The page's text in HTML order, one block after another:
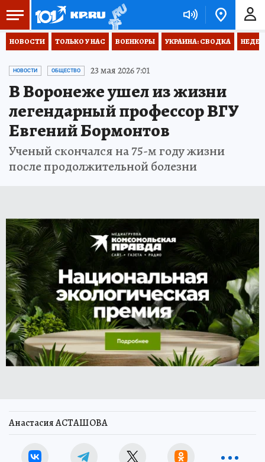
НОВОСТИ ТОЛЬКО У НАС ВОЕНКОРЫ УКРАИНА: СВОДКА
НОВОСТИ ОБЩЕСТВО 23 мая 2026 7:01
В Воронеже ушел из жизни
легендарный профессор ВГУ
Евгений Бормонтов
Ученый скончался на 75-м году жизни
после продолжительной болезни
Анастасия АСТАШОВА